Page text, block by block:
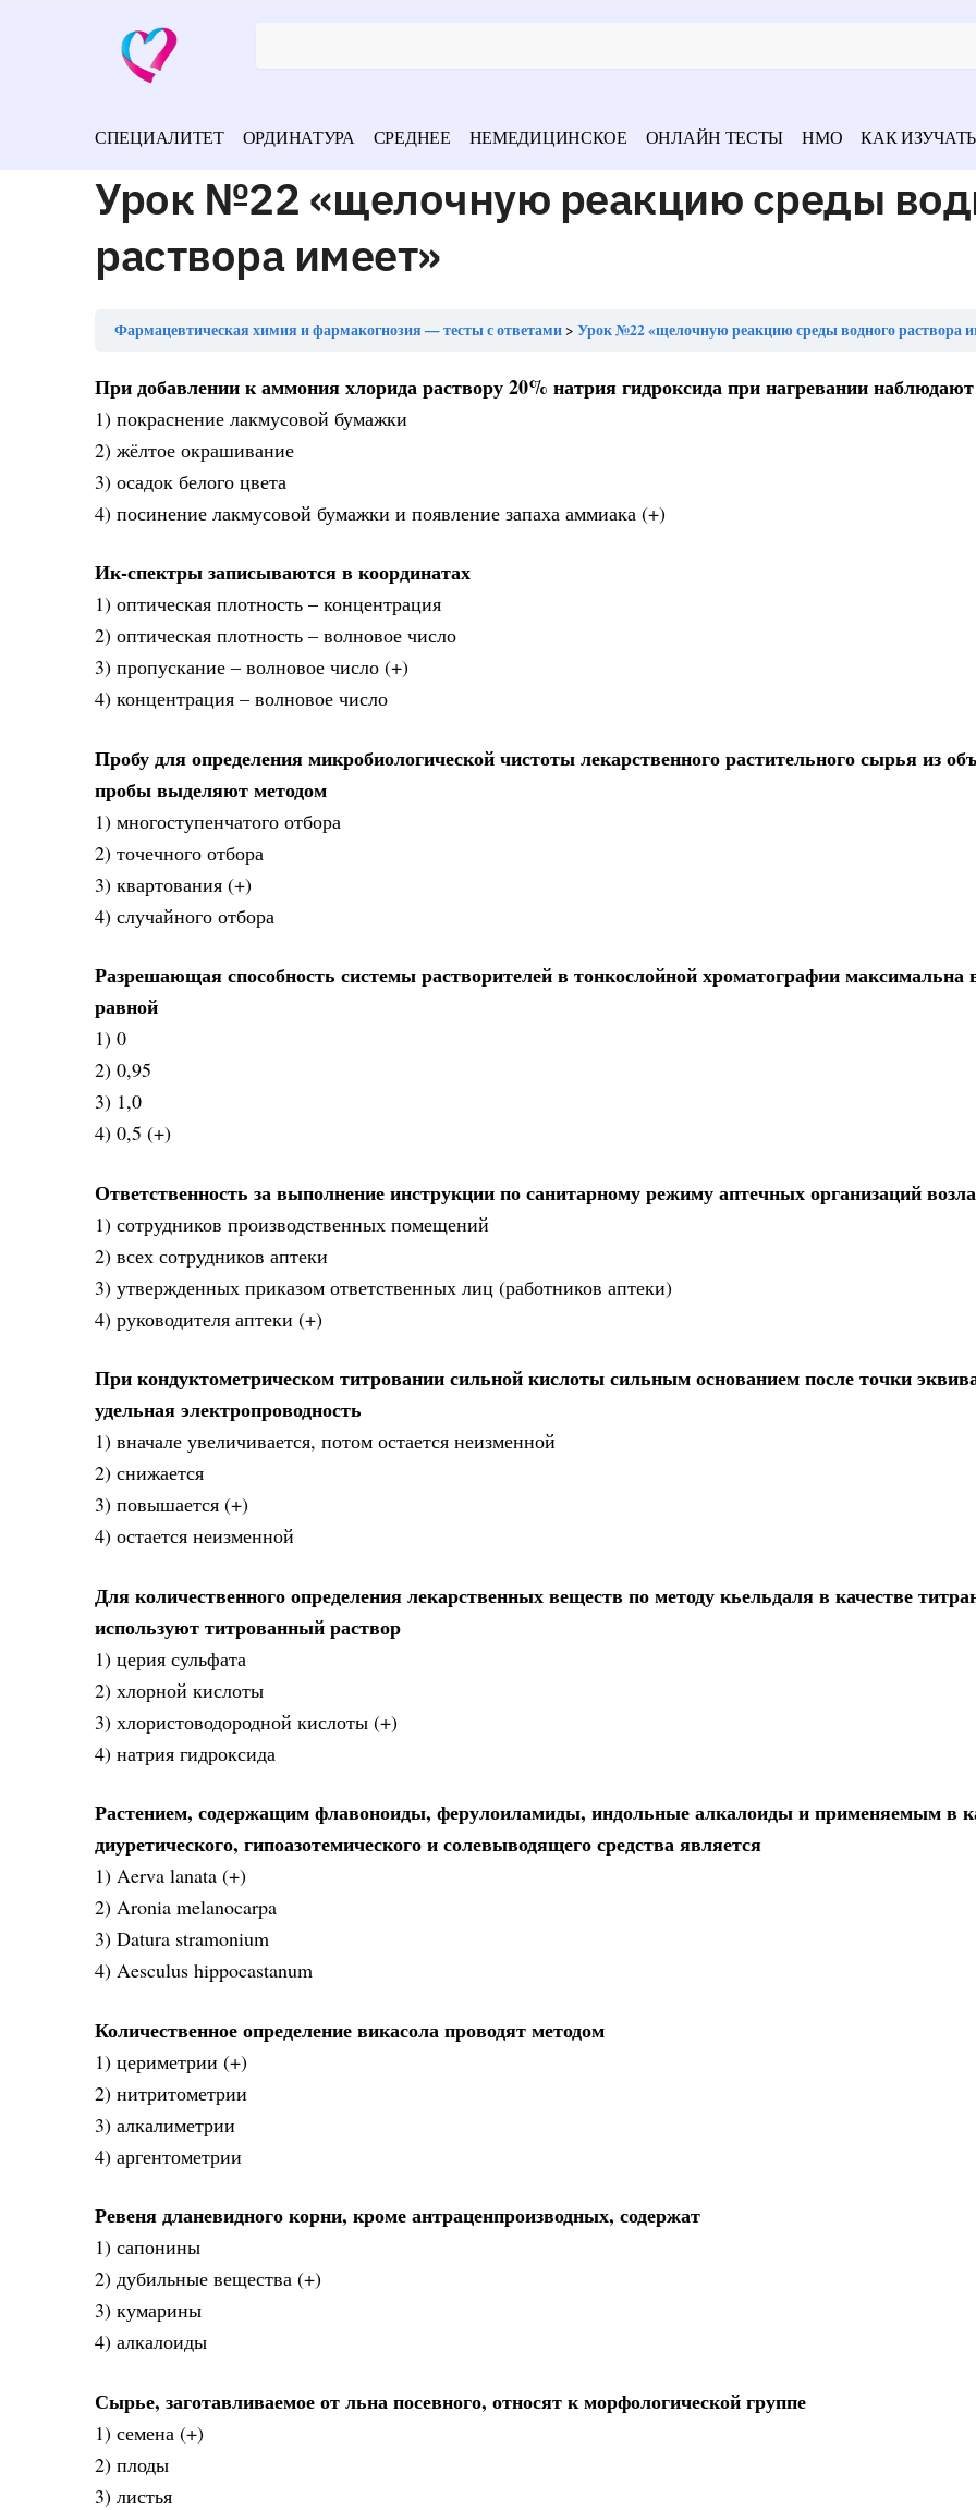
СПЕЦИАЛИТЕТ ОРДИНАТУРА СРЕДНЕЕ НЕМЕДИЦИНСКОЕ ОНЛАЙН ТЕСТЫ НМО КАК ИЗУЧАТЬ
Урок №22 «щелочную реакцию среды
раствора имеет»
Фармацевтическая химия и фармакогнозия — тесты с ответами Урок №22 «щелочную реакцию среды водного раствора
При добавлении к аммония хлорида раствору 20% натрия гидроксида при нагревании наблюдают
1) покраснение лакмусовой бумажки
2) жёлтое окрашивание
3) осадок белого цвета
4) посинение лакмусовой бумажки и появление запаха аммиака (+)
Ик-спектры записываются в координатах
1) оптическая плотность – концентрация
2) оптическая плотность – волновое число
3) пропускание – волновое число (+)
4) концентрация – волновое число
Пробу для определения микробиологической чистоты лекарственного растительного сырья из
пробы выделяют методом
1) многоступенчатого отбора
2) точечного отбора
3) квартования (+)
4) случайного отбора
Разрешающая способность системы растворителей в тонкослойной хроматографии максимальна
равной
1) 0
2) 0,95
3) 1,0
4) 0,5 (+)
Ответственность за выполнение инструкции по санитарному режиму аптечных организаций
1) сотрудников производственных помещений
2) всех сотрудников аптеки
3) утвержденных приказом ответственных лиц (работников аптеки)
4) руководителя аптеки (+)
При кондуктометрическом титровании сильной кислоты сильным основанием после точки
удельная электропроводность
1) вначале увеличивается, потом остается неизменной
2) снижается
3) повышается (+)
4) остается неизменной
Для количественного определения лекарственных веществ по методу кьельдаля в качестве
используют титрованный раствор
1) церия сульфата
2) хлорной кислоты
3) хлористоводородной кислоты (+)
4) натрия гидроксида
Растением, содержащим флавоноиды, ферулоиламиды, индольные алкалоиды и применяемым в
диуретического, гипоазотемического и солевыводящего средства является
1) Aerva lanata (+)
2) Aronia melanocarpa
3) Datura stramonium
4) Aesculus hippocastanum
Количественное определение викасола проводят методом
1) цериметрии (+)
2) нитритометрии
3) алкалиметрии
4) аргентометрии
Ревеня дланевидного корни, кроме антраценпроизводных, содержат
1) сапонины
2) дубильные вещества (+)
3) кумарины
4) алкалоиды
Сырье, заготавливаемое от льна посевного, относят к морфологической группе
1) семена (+)
2) плоды
3) листья